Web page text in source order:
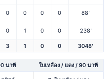
0 0 0 0 88'
0 1 0 0 238'
3 1 0 0 3048'
นาที ใบเหลือง / แดง / 90 นาที